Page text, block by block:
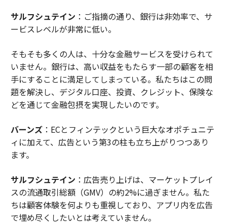
サルフシュテイン ：ご指摘の通り、銀行は非効率で、サ
ービスレベルが非常に低い。
そもそも多くの人は、十分な金融サービスを受けられて
いません。銀行は、高い収益をもたらす一部の顧客を相
手にすることに満足してしまっている。私たちはこの問
題を解決し、デジタル口座、投資、クレジット、保険な
どを通じて金融包摂を実現したいのです。
バーンズ：ECとフィンテックという巨大なオポチュニテ
ィに加えて、広告という第3の柱も立ち上がりつつあり
ます。
サルフシュテイン ：広告売り上げは、マーケットプレイ
スの流通取引総額（GMV）の約2%に過ぎません。私た
ちは顧客体験を何よりも重視しており、アプリ内を広告
で埋め尽くしたいとは考えていません。